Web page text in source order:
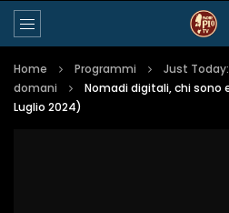
Home Programmi
Just
domani
Nomadi digitali, chi sono
Luglio 2024)